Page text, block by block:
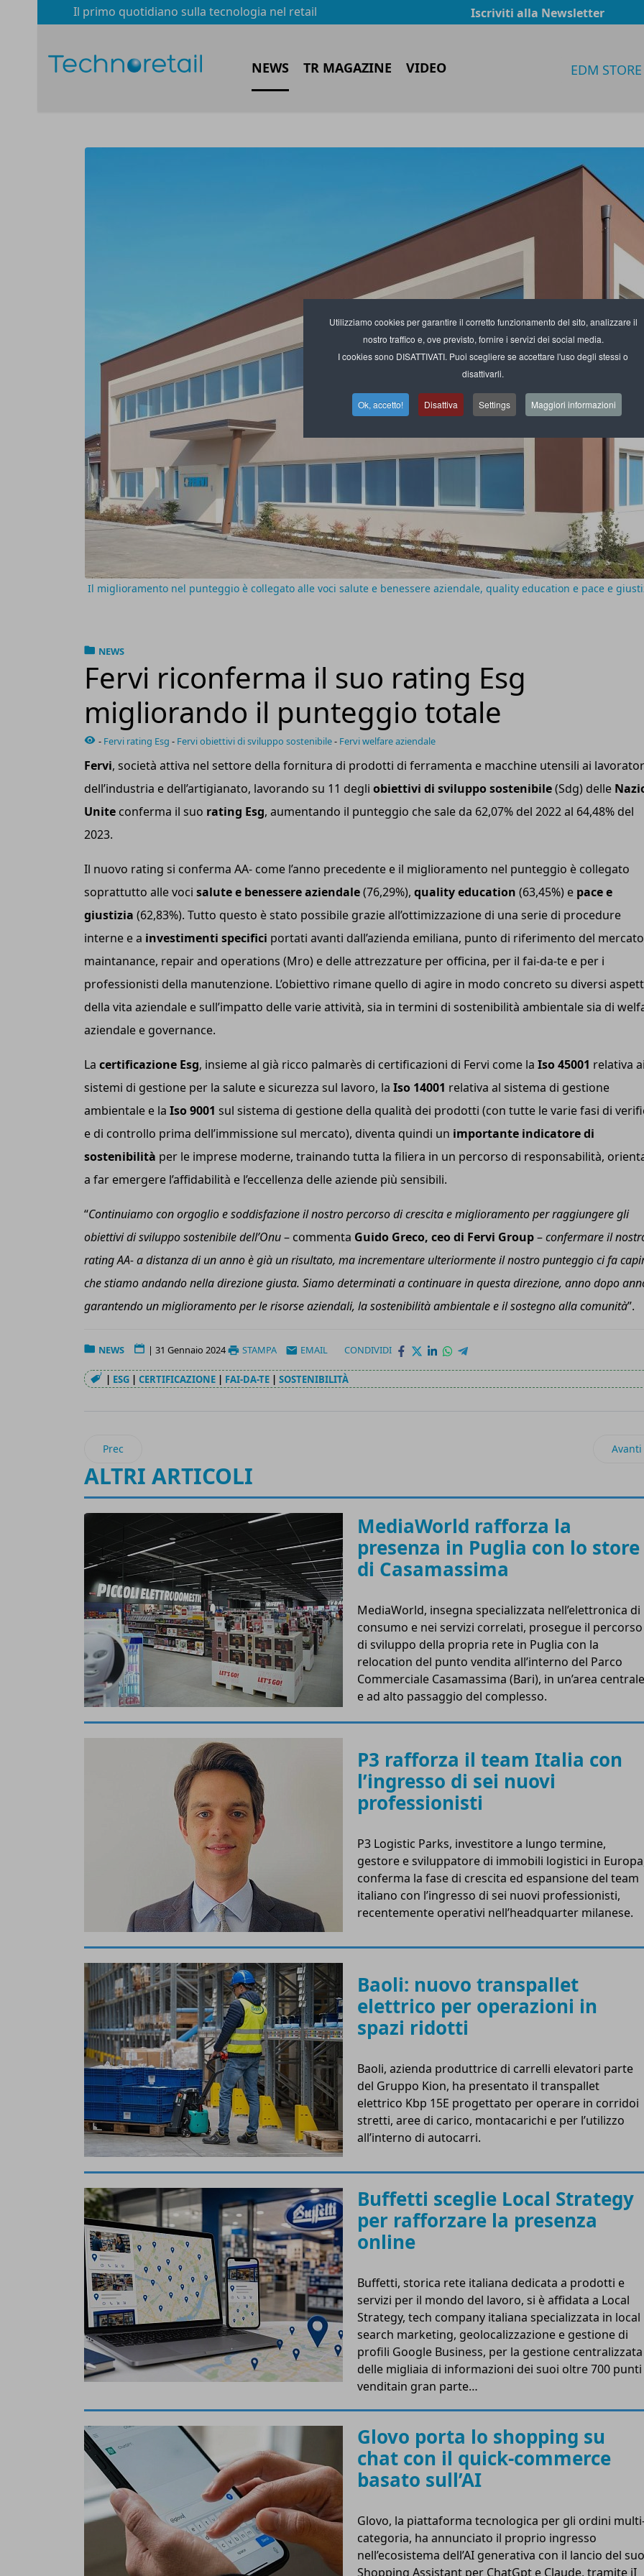
Utilizziamo cookies per garantire il corretto funzionamento del sito, analizzare il
nostro traffico e, ove previsto, fornire i servizi dei social media.
I cookies sono DISATTIVATI. Puoi scegliere se accettare l'uso degli stessi o
disattivarli.
Ok, accetto! Disattiva Settings Maggiori informazioni
Il primo quotidiano sulla tecnologia nel retail Iscriviti alla Newsletter
NEWS TR MAGAZINE VIDEO EDM STORE
Il miglioramento nel punteggio è collegato alle voci salute e benessere aziendale, quality education e pace e
NEWS
Fervi riconferma il suo rating Esg
migliorando il punteggio totale
- Fervi rating Esg - Fervi obiettivi di sviluppo sostenibile- Fervi welfare aziendale
Fervi, società attiva nel settore della fornitura di prodotti di ferramenta e macchine utensili ai
dell’industria e dell’artigianato, lavorando su 11 degli obiettivi di svilupposostenibile(Sdg) delle
Unite conferma il suo rating Esg, aumentando il punteggio che sale da 62,07% del 2022 al 64,48% del
2023.
Il nuovo rating si conferma AA- come l’anno precedente e il miglioramento nel punteggio è collegato
soprattutto alle voci salute e benessere aziendale(76,29%), quality education (63,45%) e pace e
giustizia (62,83%). Tutto questo è stato possibile grazie all’ottimizzazione di una serie di procedure
interne e a investimenti specifici portati avanti dall’azienda emiliana, punto di riferimento del mercato
maintanance, repair and operations (Mro) e delle attrezzature per officina, per il fai-da-te e per i
professionisti della manutenzione. L’obiettivo rimane quello di agire in modo concreto su diversi
della vita aziendale e sull’impatto delle varie attività, sia in termini di sostenibilità ambientale sia di
aziendale e governance.
La certificazione Esg, insieme al già ricco palmarès di certificazioni di Fervi come la Iso45001 relativa
sistemi di gestione per la salute e sicurezza sul lavoro, la Iso 14001 relativa al sistema di gestione
ambientale e la Iso9001 sul sistema di gestione della qualità dei prodotti (con tutte le varie fasi di
e di controllo prima dell’immissione sul mercato), diventa quindi un importante indicatore di
sostenibilità per le imprese moderne, trainando tutta la filiera in un percorso di responsabilità,
a far emergere l’affidabilità e l’eccellenza delle aziende più sensibili.
“Continuiamo con orgoglio e soddisfazione il nostro percorso di crescita e miglioramento per raggiungere gli
obiettivi disvilupposostenibile dell’Onu– commenta Guido Greco, ceodi Fervi Group–confermare il
rating AA- a distanza di un anno è già un risultato, ma incrementare ulteriormente il nostro punteggio ci fa
che stiamo andando nella direzione giusta. Siamo determinati a continuare in questa direzione, anno dopo
garantendo un miglioramento per le risorse aziendali, la sostenibilità ambientale e il sostegno alla comunità”.
NEWS | 31 Gennaio 2024 STAMPA EMAIL CONDIVIDI
| ESG | CERTIFICAZIONE | FAI-DA-TE | SOSTENIBILITÀ
Articolo precedente: Tornano i PLM Awards dedicati ai migliori copacker per la Mdd
Prec Avanti
ALTRI ARTICOLI
MediaWorld rafforza la
presenza in Puglia con lo store
di Casamassima
MediaWorld, insegna specializzata nell’elettronica di
consumo e nei servizi correlati, prosegue il percorso
di sviluppo della propria rete in Puglia con la
relocation del punto vendita all’interno del Parco
Commerciale Casamassima (Bari), in un’area centrale
e ad alto passaggio del complesso.
P3 rafforza il team Italia con
l’ingresso di sei nuovi
professionisti
P3 Logistic Parks, investitore a lungo termine,
gestore e sviluppatore di immobili logistici in
conferma la fase di crescita ed espansione del team
italiano con l’ingresso di sei nuovi professionisti,
recentemente operativi nell’headquarter milanese.
Baoli: nuovo transpallet
elettrico per operazioni in
spazi ridotti
Baoli, azienda produttrice di carrelli elevatori parte
del Gruppo Kion, ha presentato il transpallet
elettrico Kbp 15E progettato per operare in corridoi
stretti, aree di carico, montacarichi e per l’utilizzo
all’interno di autocarri.
Buffetti sceglie Local Strategy
per rafforzare la presenza
online
Buffetti, storica rete italiana dedicata a prodotti e
servizi per il mondo del lavoro, si è affidata a Local
Strategy, tech company italiana specializzata in local
search marketing, geolocalizzazione e gestione di
profili Google Business, per la gestione centralizzata
delle migliaia di informazioni dei suoi oltre 700 punti
venditain gran parte…
Glovo porta lo shopping su
chat con il quick-commerce
basato sull’AI
Glovo, la piattaforma tecnologica per gli ordini
categoria, ha annunciato il proprio ingresso
nell’ecosistema dell’AI generativa con il lancio del suo
Shopping Assistant per ChatGpt e Claude, tramite iI